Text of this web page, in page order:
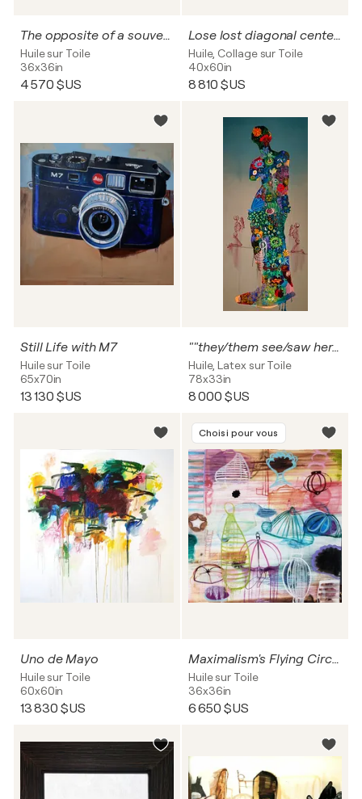
The opposite of a souvenir or daytime and reverso
Huile sur Toile
36x36in
4 570 $US
Lose lost diagonal center blind sinner
Huile, Collage sur Toile
40x60in
8 810 $US
Still Life with M7
Huile sur Toile
65x70in
13 130 $US
""they/them see/saw her/she now/then""
Huile, Latex sur Toile
78x33in
8 000 $US
Uno de Mayo
Huile sur Toile
60x60in
13 830 $US
Choisi pour vous
Maximalism's Flying Circus
Huile sur Toile
36x36in
6 650 $US